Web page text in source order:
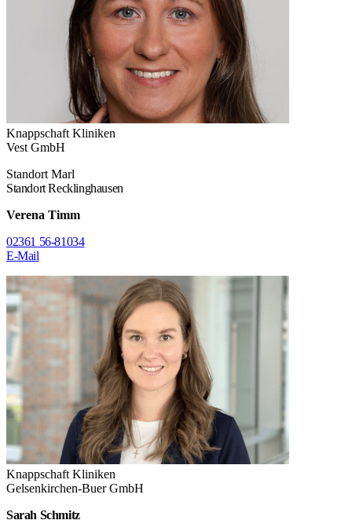
Knappschaft Kliniken
Vest GmbH
Standort Marl
Standort Recklinghausen
Verena Timm
02361 56-81034
E-Mail
Knappschaft Kliniken
Gelsenkirchen-Buer GmbH
Sarah Schmitz